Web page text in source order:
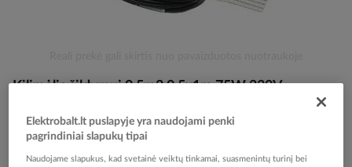
the
Kilimėlis šildymui 0.5m2 0.5x1m 75W 230V
Elektrobalt prekės kodas
106925
Elektrobalt.lt puslapyje yra naudojami penki
pagrindiniai slapukų tipai
Naudojame slapukus, kad svetainė veiktų tinkamai, suasmenintų turinį bei